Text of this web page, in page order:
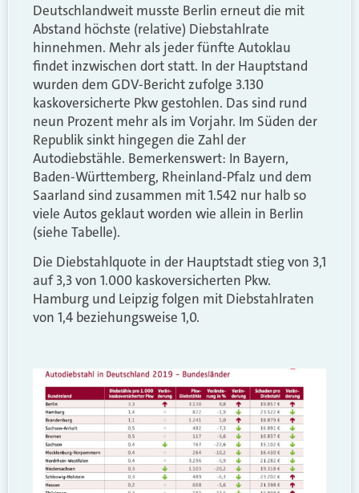
Deutschlandweit musste Berlin erneut die mit
Abstand höchste (relative) Diebstahlrate
hinnehmen. Mehr als jeder fünfte Autoklau
findet inzwischen dort statt. In der Hauptstand
wurden dem GDV-Bericht zufolge 3.130
kaskoversicherte Pkw gestohlen. Das sind rund
neun Prozent mehr als im Vorjahr. Im Süden der
Republik sinkt hingegen die Zahl der
Autodiebstähle. Bemerkenswert: In Bayern,
Baden-Württemberg, Rheinland-Pfalz und dem
Saarland sind zusammen mit 1.542 nur halb so
viele Autos geklaut worden wie allein in Berlin
(siehe Tabelle).
Die Diebstahlquote in der Hauptstadt stieg von 3,1
auf 3,3 von 1.000 kaskoversicherten Pkw.
Hamburg und Leipzig folgen mit Diebstahlraten
von 1,4 beziehungsweise 1,0.